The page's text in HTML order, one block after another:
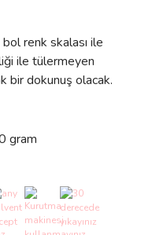
renk skalası ile
ile tülermeyen
bir dokunuş olacak.
gram